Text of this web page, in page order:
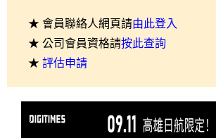
★ 會員聯絡人網頁請由此登入
★ 公司會員資格請按此查詢
★ 評估申請